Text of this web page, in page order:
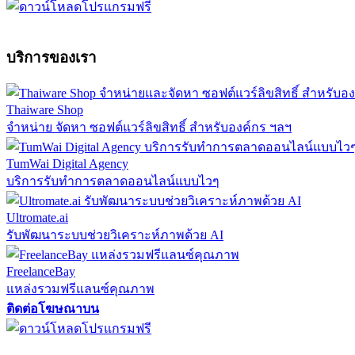
บริการของเรา
Thaiware Shop
จำหน่าย จัดหา ซอฟต์แวร์ลิขสิทธิ์ สำหรับองค์กร ฯลฯ
TumWai Digital Agency
บริการรับทำการตลาดออนไลน์แบบไวๆ
Ultromate.ai
รับพัฒนาระบบช่วยวิเคราะห์ภาพด้วย AI
FreelanceBay
แหล่งรวมฟรีแลนซ์คุณภาพ
ติดต่อโฆษณาบน